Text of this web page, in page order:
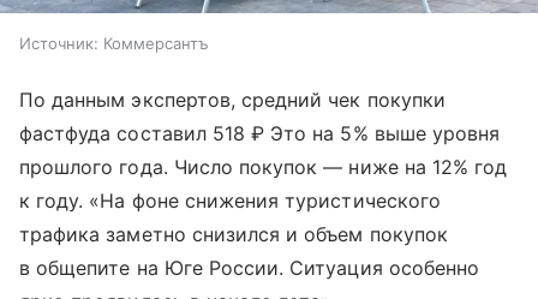
Источник: Коммерсантъ
По данным экспертов, средний чек покупки
фастфуда составил 518 ₽ Это на 5% выше уровня
прошлого года. Число покупок — ниже на 12% год
к году. «На фоне снижения туристического
трафика заметно снизился и объем покупок
в общепите на Юге России. Ситуация особенно